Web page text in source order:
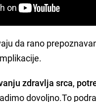
da rano
zdravlja srca,
dovoljno.To